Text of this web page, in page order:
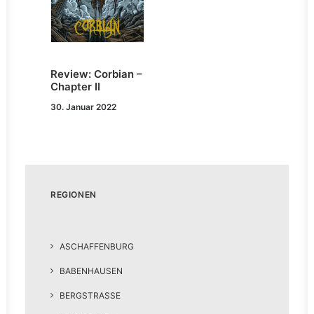
Review: Corbian –
Chapter II
30. Januar 2022
REGIONEN
ASCHAFFENBURG
BABENHAUSEN
BERGSTRASSE